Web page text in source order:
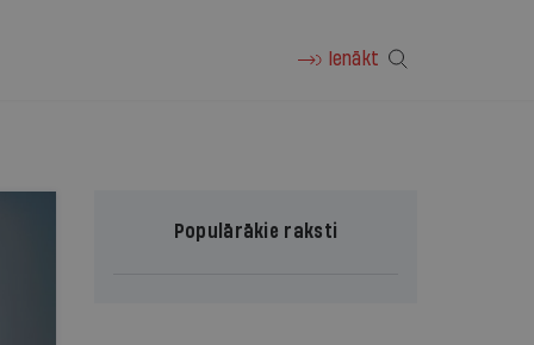
Ienākt
Populārākie raksti